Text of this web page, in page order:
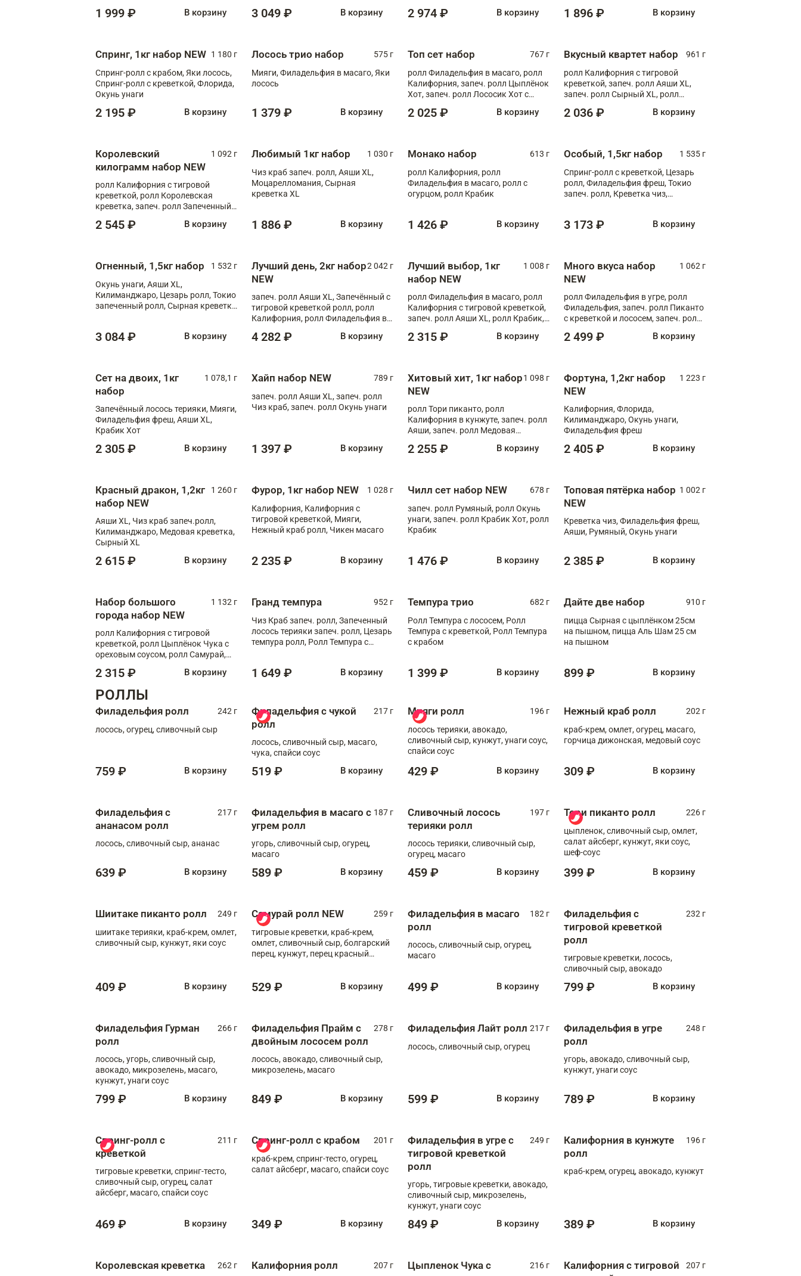
1 999 ₽ В корзину
Тигровая креветка с моцареллой,
3 049 ₽ В корзину 2 974 ₽ В корзину 1 896 ₽ В корзину
Спринг, 1кг набор NEW 1 180 г
Спринг-ролл с крабом, Яки лосось,
Спринг-ролл с креветкой, Флорида,
Окунь унаги
2 195 ₽ В корзину
Лосось трио набор
575 г
Мияги, Филадельфия в масаго, Яки
лосось
1 379 ₽ В корзину
Топ сет набор
767 г
ролл Филадельфия в масаго, ролл
Калифорния, запеч. ролл Цыплёнок
Хот, запеч. ролл Лососик Хот с
2 025 ₽ В корзину
Вкусный квартет набор
961 г
ролл Калифорния с тигровой
креветкой, запеч. ролл Аяши XL,
запеч. ролл Сырный XL, ролл
2 036 ₽ В корзину
Королевский
килограмм набор NEW
1 092 г
ролл Калифорния с тигровой
креветкой, ролл Королевская
креветка, запеч. ролл Запеченный
XL, запеч. ролл Крабик Хот
2 545 ₽ В корзину
Любимый 1кг набор
1 030 г
Чиз краб запеч. ролл, Аяши XL,
Моцарелломания, Сырная
креветка XL
1 886 ₽ В корзину
Монако набор
613 г
ролл Калифорния, ролл
Филадельфия в масаго, ролл с
огурцом, ролл Крабик
1 426 ₽ В корзину
Особый, 1,5кг набор
1 535 г
Спринг-ролл с креветкой, Цезарь
ролл, Филадельфия фреш, Токио
запеч. ролл, Креветка чиз,
3 173 ₽ В корзину
Огненный, 1,5кг набор
1 532 г
Окунь унаги, Аяши XL,
Килиманджаро, Цезарь ролл, Токио
запеченный ролл, Сырная креветка
3 084 ₽ В корзину
Лучший день, 2кг набор
NEW
2 042 г
запеч. ролл Аяши XL, Запечённый с
тигровой креветкой ролл, ролл
Калифорния, ролл Филадельфия в
запеч. ролл Моцарелломания, ролл
4 282 ₽ В корзину
Лучший выбор, 1кг
набор NEW
1 008 г
ролл Филадельфия в масаго, ролл
Калифорния с тигровой креветкой,
запеч. ролл Аяши XL, ролл Крабик,
2 315 ₽ В корзину
Много вкуса набор
NEW
1 062 г
ролл Филадельфия в угре, ролл
Филадельфия, запеч. ролл Пиканто
с креветкой и лососем, запеч. ролл
2 499 ₽ В корзину
Сет на двоих, 1кг
набор
1 078,1 г
Запечённый лосось терияки, Мияги,
Филадельфия фреш, Аяши XL,
Крабик Хот
2 305 ₽ В корзину
Хайп набор NEW
789 г
запеч. ролл Аяши XL, запеч. ролл
Чиз краб, запеч. ролл Окунь унаги
1 397 ₽ В корзину
Хитовый хит, 1кг набор
NEW
1 098 г
ролл Тори пиканто, ролл
Калифорния в кунжуте, запеч. ролл
Аяши, запеч. ролл Медовая
чукой
2 255 ₽ В корзину
Фортуна, 1,2кг набор
NEW
1 223 г
Калифорния, Флорида,
Килиманджаро, Окунь унаги,
Филадельфия фреш
2 405 ₽ В корзину
Красный дракон, 1,2кг
набор NEW
1 260 г
Аяши XL, Чиз краб запеч.ролл,
Килиманджаро, Медовая креветка,
Сырный XL
2 615 ₽ В корзину
Фурор, 1кг набор NEW
1 028 г
Калифорния, Калифорния с
тигровой креветкой, Мияги,
Нежный краб ролл, Чикен масаго
2 235 ₽ В корзину
Чилл сет набор NEW
678 г
запеч. ролл Румяный, ролл Окунь
унаги, запеч. ролл Крабик Хот, ролл
Крабик
1 476 ₽ В корзину
Топовая пятёрка набор
NEW
1 002 г
Креветка чиз, Филадельфия фреш,
Аяши, Румяный, Окунь унаги
2 385 ₽ В корзину
Набор большого
города набор NEW
1 132 г
ролл Калифорния с тигровой
креветкой, ролл Цыплёнок Чука с
ореховым соусом, ролл Самурай,
ролл с крабом
2 315 ₽ В корзину
Гранд темпура
952 г
Чиз Краб запеч. ролл, Запеченный
лосось терияки запеч. ролл, Цезарь
темпура ролл, Ролл Темпура с
1 649 ₽ В корзину
Темпура трио
682 г
Ролл Темпура с лососем, Ролл
Темпура с креветкой, Ролл Темпура
с крабом
1 399 ₽ В корзину
Дайте две набор
910 г
пицца Сырная с цыплёнком 25см
на пышном, пицца Аль Шам 25 см
на пышном
899 ₽ В корзину
РОЛЛЫ
Филадельфия ролл
242 г
лосось, огурец, сливочный сыр
759 ₽ В корзину
Филадельфия с чукой
ролл
217 г
лосось, сливочный сыр, масаго,
чука, спайси соус
519 ₽ В корзину
Мияги ролл
196 г
лосось терияки, авокадо,
сливочный сыр, кунжут, унаги соус,
спайси соус
429 ₽ В корзину
Нежный краб ролл
202 г
краб-крем, омлет, огурец, масаго,
горчица дижонская, медовый соус
309 ₽ В корзину
Филадельфия с
ананасом ролл
217 г
лосось, сливочный сыр, ананас
639 ₽ В корзину
Филадельфия в масаго с
угрем ролл
187 г
угорь, сливочный сыр, огурец,
масаго
589 ₽ В корзину
Сливочный лосось
терияки ролл
197 г
лосось терияки, сливочный сыр,
огурец, масаго
459 ₽ В корзину
Тори пиканто ролл
226 г
цыпленок, сливочный сыр, омлет,
салат айсберг, кунжут, яки соус,
шеф-соус
399 ₽ В корзину
Шиитаке пиканто ролл
249 г
шиитаке терияки, краб-крем, омлет,
сливочный сыр, кунжут, яки соус
409 ₽ В корзину
Самурай ролл NEW
259 г
тигровые креветки, краб-крем,
омлет, сливочный сыр, болгарский
перец, кунжут, перец красный
529 ₽ В корзину
Филадельфия в масаго
ролл
182 г
лосось, сливочный сыр, огурец,
масаго
499 ₽ В корзину
Филадельфия с
тигровой креветкой
ролл
232 г
тигровые креветки, лосось,
сливочный сыр, авокадо
799 ₽ В корзину
Филадельфия Гурман
ролл
266 г
лосось, угорь, сливочный сыр,
авокадо, микрозелень, масаго,
кунжут, унаги соус
799 ₽ В корзину
Филадельфия Прайм с
двойным лососем ролл
278 г
лосось, авокадо, сливочный сыр,
микрозелень, масаго
849 ₽ В корзину
Филадельфия Лайт ролл 217 г
лосось, сливочный сыр, огурец
599 ₽ В корзину
Филадельфия в угре
ролл
248 г
угорь, авокадо, сливочный сыр,
кунжут, унаги соус
789 ₽ В корзину
Спринг-ролл с
креветкой
211 г
тигровые креветки, спринг-тесто,
сливочный сыр, огурец, салат
айсберг, масаго, спайси соус
469 ₽ В корзину
Спринг-ролл с крабом
201 г
краб-крем, спринг-тесто, огурец,
салат айсберг, масаго, спайси соус
349 ₽ В корзину
Филадельфия в угре с
тигровой креветкой
ролл
249 г
угорь, тигровые креветки, авокадо,
сливочный сыр, микрозелень,
кунжут, унаги соус
849 ₽ В корзину
Калифорния в кунжуте
ролл
196 г
краб-крем, огурец, авокадо, кунжут
389 ₽ В корзину
Королевская креветка
262 г Калифорния ролл 207 г
Цыпленок Чука с
216 г
Калифорния с тигровой
207 г